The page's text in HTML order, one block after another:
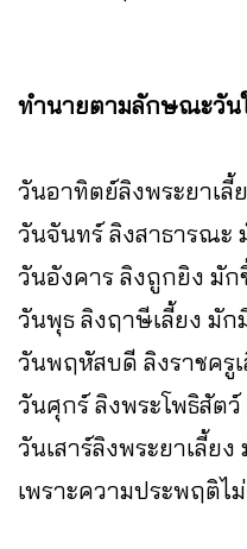
ทำนายตามลักษณะวัน
วันอาทิตย์ลิงพระยาเ
วันจันทร์ ลิงสาธารณะ
วันอังคาร ลิงถูกยิง มั
วันพุธ ลิงฤาษีเลี้ยง มั
วันพฤหัสบดี ลิงราชค
วันศุกร์ ลิงพระโพธิสัต
วันเสาร์ลิงพระยาเลี้ย
เพราะความประพฤติไ